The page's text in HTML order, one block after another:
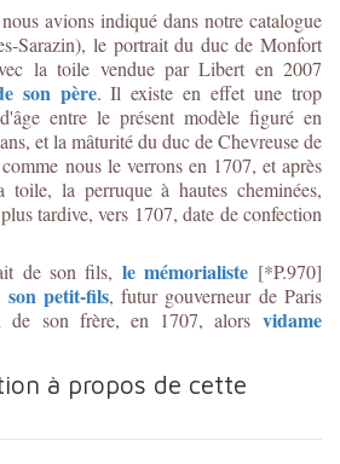
avions indiqué dans notre catalogue
Sarazin), le portrait du duc de Monfort
la toile vendue par Libert en 2007
son père. Il existe en effet une trop
entre le présent modèle figuré en
et la mâturité du duc de Chevreuse de
nous le verrons en 1707, et après
la perruque à hautes cheminées,
tardive, vers 1707, date de confection
de son fils, le mémorialiste[*P.970]
son petit-fils, futur gouverneur de Paris
de son frère, en 1707, alors vidame
à propos de cette